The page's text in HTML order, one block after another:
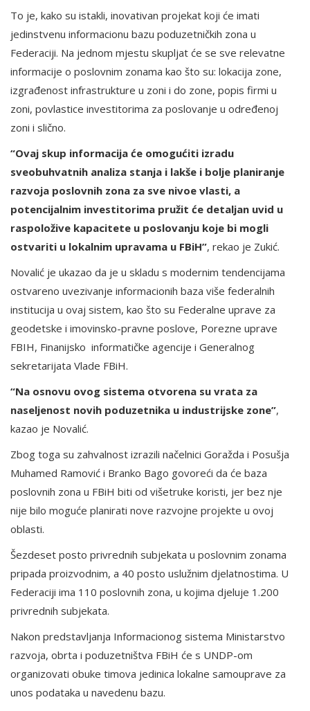
To je, kako su istakli, inovativan projekat koji će imati
jedinstvenu informacionu bazu poduzetničkih zona u
Federaciji. Na jednom mjestu skupljat će se sve relevatne
informacije o poslovnim zonama kao što su: lokacija zone,
izgrađenost infrastrukture u zoni i do zone, popis firmi u
zoni, povlastice investitorima za poslovanje u određenoj
zoni i slično.
“Ovaj skup informacija će omogućiti izradu
sveobuhvatnih analiza stanja i lakše i bolje planiranje
razvoja poslovnih zona za sve nivoe vlasti, a
potencijalnim investitorima pružit će detaljan uvid u
raspoložive kapacitete u poslovanju koje bi mogli
ostvariti u lokalnim upravama u FBiH”, rekao je Zukić.
Novalić je ukazao da je u skladu s modernim tendencijama
ostvareno uvezivanje informacionih baza više federalnih
institucija u ovaj sistem, kao što su Federalne uprave za
geodetske i imovinsko-pravne poslove, Porezne uprave
FBIH, Finanijsko informatičke agencije i Generalnog
sekretarijata Vlade FBiH.
“Na osnovu ovog sistema otvorena su vrata za
naseljenost novih poduzetnika u industrijske zone”,
kazao je Novalić.
Zbog toga su zahvalnost izrazili načelnici Goražda i Posušja
Muhamed Ramović i Branko Bago govoreći da će baza
poslovnih zona u FBiH biti od višetruke koristi, jer bez nje
nije bilo moguće planirati nove razvojne projekte u ovoj
oblasti.
Šezdeset posto privrednih subjekata u poslovnim zonama
pripada proizvodnim, a 40 posto uslužnim djelatnostima. U
Federaciji ima 110 poslovnih zona, u kojima djeluje 1.200
privrednih subjekata.
Nakon predstavljanja Informacionog sistema Ministarstvo
razvoja, obrta i poduzetništva FBiH će s UNDP-om
organizovati obuke timova jedinica lokalne samouprave za
unos podataka u navedenu bazu.